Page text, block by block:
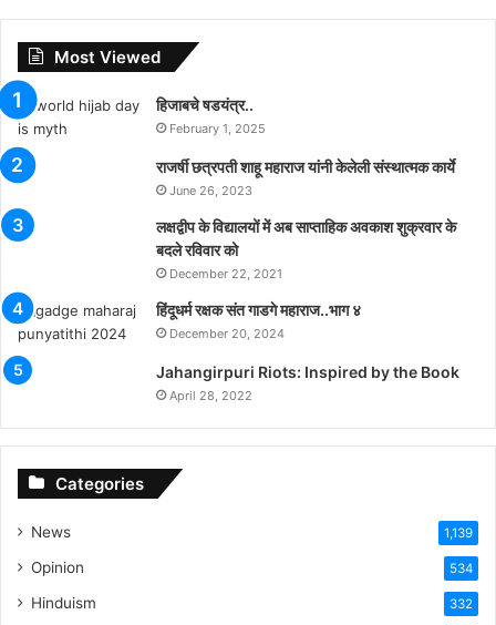
Most Viewed
हिजाबचे षडयंत्र..
February 1, 2025
राजर्षी छत्रपती शाहू महाराज यांनी केलेली संस्थात्मक कार्ये
June 26, 2023
लक्षद्वीप के विद्यालयों में अब साप्ताहिक अवकाश शुक्रवार के
बदले रविवार को
December 22, 2021
हिंदूधर्म रक्षक संत गाडगे महाराज..भाग ४
December 20, 2024
Jahangirpuri Riots: Inspired by the Book
April 28, 2022
Categories
News 1,139
Opinion 534
Hinduism 332